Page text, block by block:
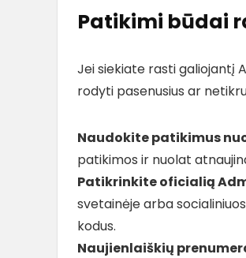
Patikimi būdai
Jei siekiate rasti galiojantį
rodyti pasenusius ar
Naudokite patikimus
patikimos ir nuolat
Patikrinkite oficialią
svetainėje arba
kodus.
Naujienlaiškių